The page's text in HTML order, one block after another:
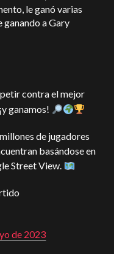
le ganó varias
ganando a Gary
contra el mejor
ganamos!
de jugadores
basándose en
Street View.
de 2023